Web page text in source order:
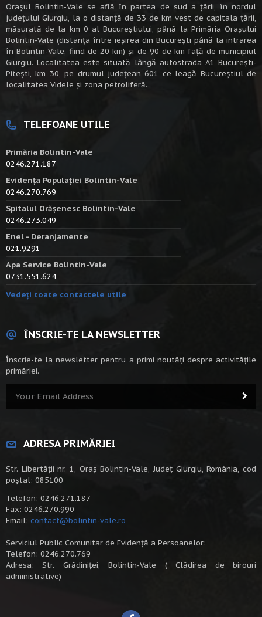
Oraşul Bolintin-Vale se află în partea de sud a ţării, în nordul
judeţului Giurgiu, la o distanţă de 33 de km vest de capitala țării,
măsurată de la km 0 al Bucureștiului, până la Primăria Orașului
Bolintin-Vale (distanța între ieșirea din București până la intrarea
în Bolintin-Vale, fiind de 20 km) şi de 90 de km faţă de municipiul
Giurgiu. Localitatea este situată lângă autostrada A1 Bucureşti-
Piteşti, km 30, pe drumul judeţean 601 ce leagă Bucureştiul de
localitatea Videle şi zona petroliferă.
TELEFOANE UTILE
Primăria Bolintin-Vale
0246.271.187
Evidența Populației Bolintin-Vale
0246.270.769
Spitalul Orășenesc Bolintin-Vale
0246.273.049
Enel - Deranjamente
021.9291
Apa Service Bolintin-Vale
0731.551.624
Vedeți toate contactele utile
ÎNSCRIE-TE LA NEWSLETTER
Înscrie-te la newsletter pentru a primi noutăți despre activitățile
primăriei.
ADRESA PRIMĂRIEI
Str. Libertății nr. 1, Oraș Bolintin-Vale, Județ Giurgiu, România, cod
poștal: 085100
Telefon: 0246.271.187
Fax: 0246.270.990
Email: contact@bolintin-vale.ro
Serviciul Public Comunitar de Evidență a Persoanelor:
Telefon: 0246.270.769
Adresa: Str. Grădiniței, Bolintin-Vale ( Clădirea de birouri
administrative)